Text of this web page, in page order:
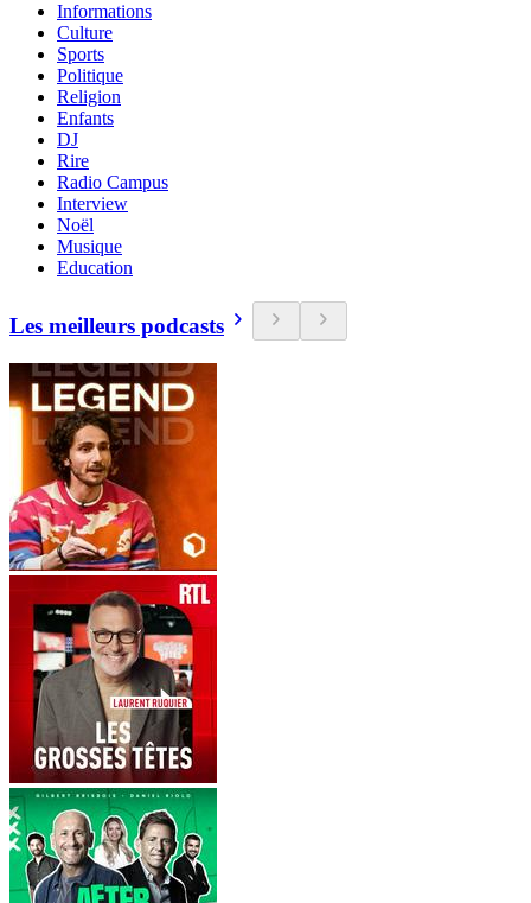
Informations
Culture
Sports
Politique
Religion
Enfants
DJ
Rire
Radio Campus
Interview
Noël
Musique
Education
Les meilleurs podcasts